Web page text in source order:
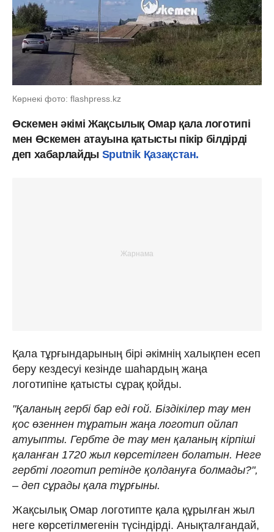
Көрнекі фото: flashpress.kz
Өскемен әкімі Жақсылық Омар қала логотипі
мен Өскемен атауына қатысты пікір білдірді
деп хабарлайды Sputnik Қазақстан.
Қала тұрғындарының бірі әкімнің халықпен есеп
беру кездесуі кезінде шаһардың жаңа
логотипіне қатысты сұрақ қойды.
"Қаланың гербі бар еді ғой. Біздікілер тау мен
қос өзеннен тұратын жаңа логотип ойлап
атуыпты. Гербте де тау мен қаланың кірпіші
қаланған 1720 жыл көрсетілген болатын. Неге
гербті логотип ретінде қолдануға болмады?",
– деп сұрады қала тұрғыны.
Жақсылық Омар логотипте қала құрылған жыл
неге көрсетілмегенін түсіндірді. Анықталғандай,